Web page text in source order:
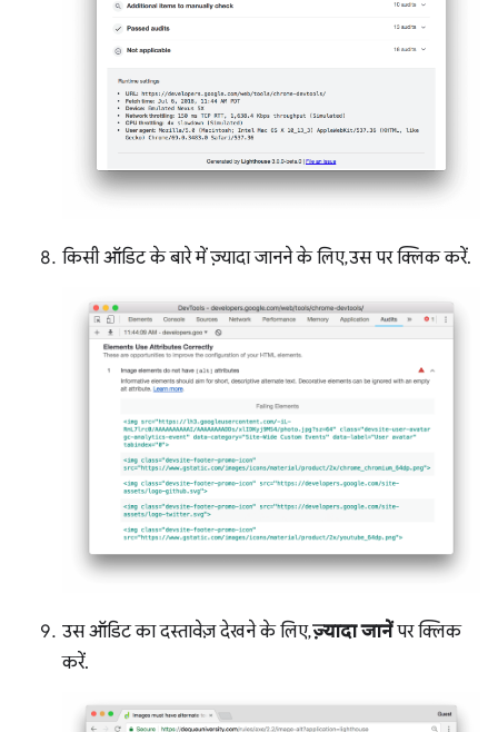
किसी ऑडिट के बारे में ज़्यादा जानने के लिए, उस पर क्लिक करें.
उस ऑडिट का दस्तावेज़ देखने के लिए,ज़्यादा जानेंपर क्लिक
करें.